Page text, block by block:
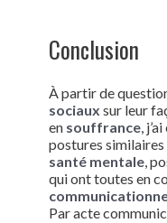
Conclusion
À partir de
sociaux sur leur
en souffrance,
postures similaires
santé mentale,
qui ont toutes en
Par acte